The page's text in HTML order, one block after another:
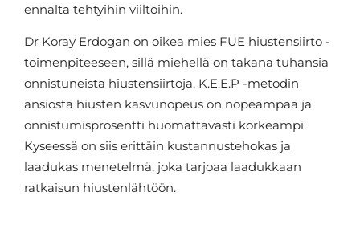
ennalta tehtyihin viiltoihin.
Dr Koray Erdogan on oikea mies FUE hiustensiirto -
toimenpiteeseen, sillä miehellä on takana tuhansia
onnistuneista hiustensiirtoja. K.E.E.P -metodin
ansiosta hiusten kasvunopeus on nopeampaa ja
onnistumisprosentti huomattavasti korkeampi.
Kyseessä on siis erittäin kustannustehokas ja
laadukas menetelmä, joka tarjoaa laadukkaan
ratkaisun hiustenlähtöön.